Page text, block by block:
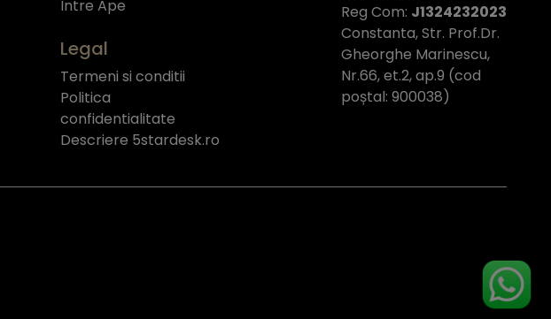
Între Ape
Legal
Termeni si conditii
Politica
confidentialitate
Descriere 5stardesk.ro
Reg Com: J1324232023
Constanta, Str. Prof.Dr.
Gheorghe Marinescu,
Nr.66, et.2, ap.9 (cod
poștal: 900038)